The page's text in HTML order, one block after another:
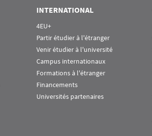
INTERNATIONAL
4EU+
Partir étudier à l'étranger
Venir étudier à l'université
Campus internationaux
Formations à l'étranger
Financements
Universités partenaires